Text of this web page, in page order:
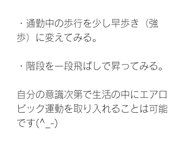
・通勤中の歩行を少し早歩き（強
歩）に変えてみる。
・階段を一段飛ばしで昇ってみる。
自分の意識次第で生活の中にエアロ
ビック運動を取り入れることは可能
です(^_-)